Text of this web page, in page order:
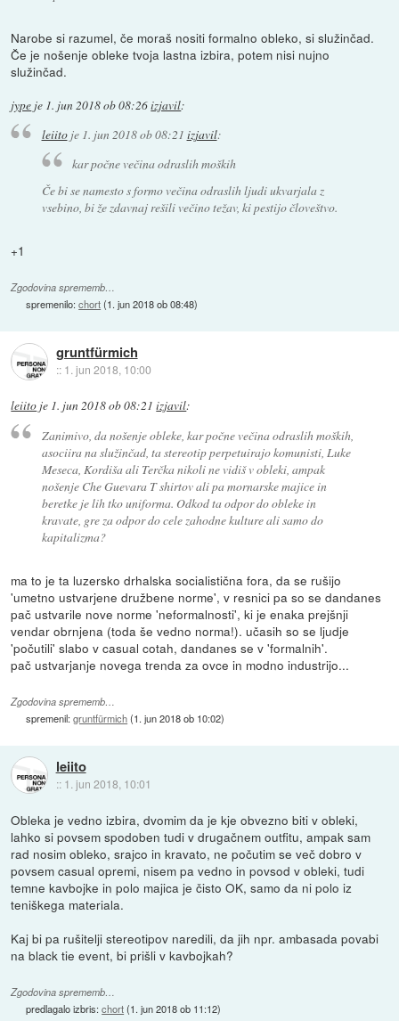
Narobe si razumel, če moraš nositi formalno obleko, si služinčad.
Če je nošenje obleke tvoja lastna izbira, potem nisi nujno
služinčad.
jype je 1. jun 2018 ob 08:26izjavil:
leiitoje 1. jun 2018 ob 08:21 izjavil:
kar počne večina odraslih moških
Če bi se namesto s formo večina odraslih ljudi ukvarjala z
vsebino, bi že zdavnaj rešili večino težav, ki pestijo človeštvo.
+1
Zgodovina sprememb…
spremenilo:chort(1. jun 2018 ob 08:48)
gruntfürmich
:: 1. jun 2018, 10:00
leiito je 1. jun 2018 ob 08:21 izjavil:
Zanimivo, da nošenje obleke, kar počne večina odraslih moških,
asociira na služinčad, ta stereotip perpetuirajo komunisti, Luke
Meseca, Kordiša ali Terčka nikoli ne vidiš v obleki, ampak
nošenje Che Guevara T shirtov ali pa mornarske majice in
beretke je lih tko uniforma. Odkod ta odpor do obleke in
kravate, gre za odpor do cele zahodne kulture ali samo do
kapitalizma?
ma to je ta luzersko drhalska socialistična fora, da se rušijo
'umetno ustvarjene družbene norme', v resnici pa so se dandanes
pač ustvarile nove norme 'neformalnosti', ki je enaka prejšnji
vendar obrnjena (toda še vedno norma!). učasih so se ljudje
'počutili' slabo v casual cotah, dandanes se v 'formalnih'.
pač ustvarjanje novega trenda za ovce in modno industrijo...
Zgodovina sprememb…
spremenil:gruntfürmich(1. jun 2018 ob 10:02)
leiito
:: 1. jun 2018, 10:01
Obleka je vedno izbira, dvomim da je kje obvezno biti v obleki,
lahko si povsem spodoben tudi v drugačnem outfitu, ampak sam
rad nosim obleko, srajco in kravato, ne počutim se več dobro v
povsem casual opremi, nisem pa vedno in povsod v obleki, tudi
temne kavbojke in polo majica je čisto OK, samo da ni polo iz
teniškega materiala.
Kaj bi pa rušitelji stereotipov naredili, da jih npr. ambasada povabi
na black tie event, bi prišli v kavbojkah?
Zgodovina sprememb…
predlagalo izbris:chort(1. jun 2018 ob 11:12)